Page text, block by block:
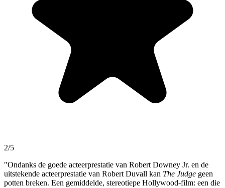
2/5
"Ondanks de goede acteerprestatie van Robert Downey Jr. en de
uitstekende acteerprestatie van Robert Duvall kan The Judge geen
potten breken. Een gemiddelde, stereotiepe Hollywood-film: een die